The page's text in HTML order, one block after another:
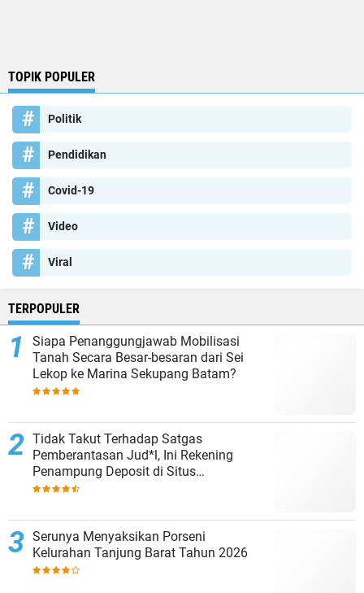
TOPIK POPULER
Politik
Pendidikan
Covid-19
Video
Viral
TERPOPULER
Siapa Penanggungjawab Mobilisasi
Tanah Secara Besar-besaran dari Sei
Lekop ke Marina Sekupang Batam?
Tidak Takut Terhadap Satgas
Pemberantasan Jud*l, Ini Rekening
Penampung Deposit di Situs
MENARA4D
Serunya Menyaksikan Porseni
Kelurahan Tanjung Barat Tahun 2026